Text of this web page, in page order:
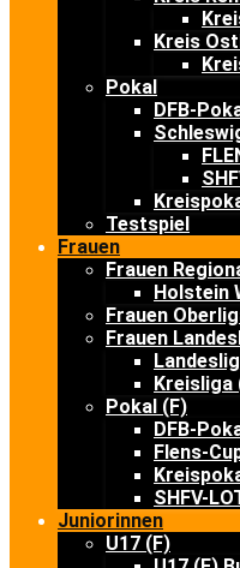
Kreis
Pokal
DFB-
Testspiel
Frauen
Frauen
Holstein
Frauen
Frauen
Kreisliga
Pokal (F)
DFB-
Flens-
SHFV-
Juniorinnen
U17 (F)